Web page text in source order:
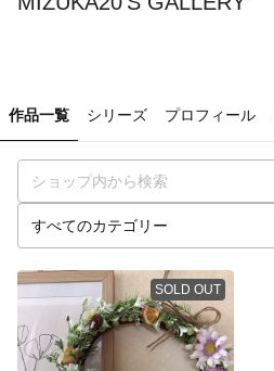
作品一覧 シリーズ プロフィール
SOLD OUT